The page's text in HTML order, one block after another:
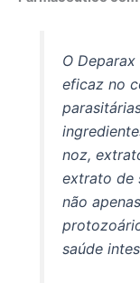
O
eficaz no
noz,
extrato de
não
saúde